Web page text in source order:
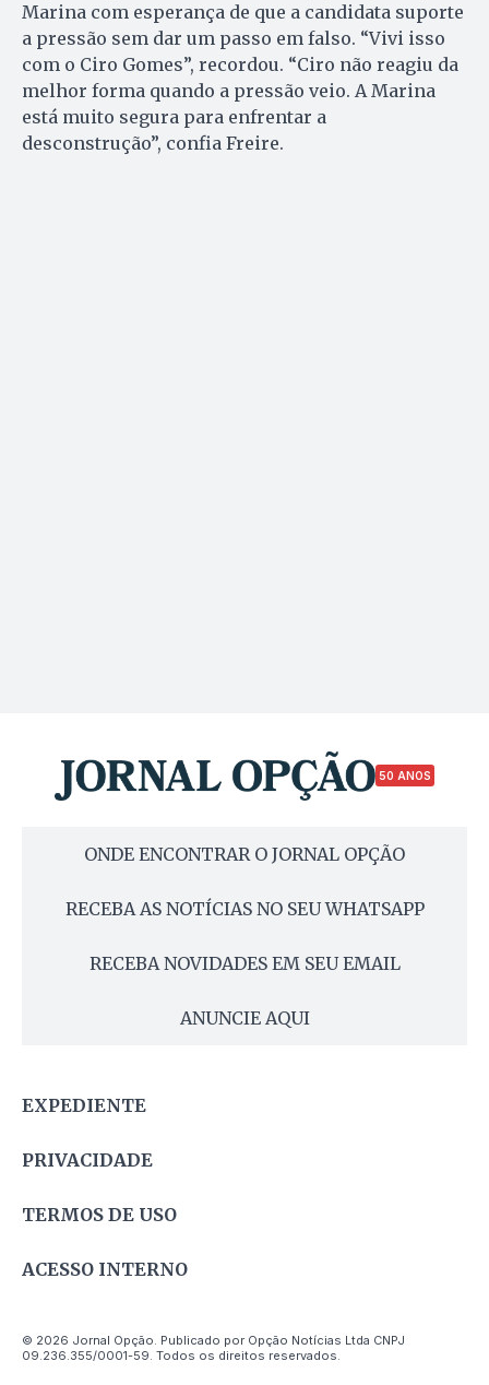
Marina com esperança de que a candidata suporte
a pressão sem dar um passo em falso. “Vivi isso
com o Ciro Gomes”, recordou. “Ciro não reagiu da
melhor forma quando a pressão veio. A Marina
está muito segura para enfrentar a
desconstrução”, confia Freire.
50 ANOS
ONDE ENCONTRAR O JORNAL OPÇÃO
RECEBA AS NOTÍCIAS NO SEU WHATSAPP
RECEBA NOVIDADES EM SEU EMAIL
ANUNCIE AQUI
EXPEDIENTE
PRIVACIDADE
TERMOS DE USO
ACESSO INTERNO
© 2026 Jornal Opção. Publicado por Opção Notícias Ltda CNPJ
09.236.355/0001-59. Todos os direitos reservados.